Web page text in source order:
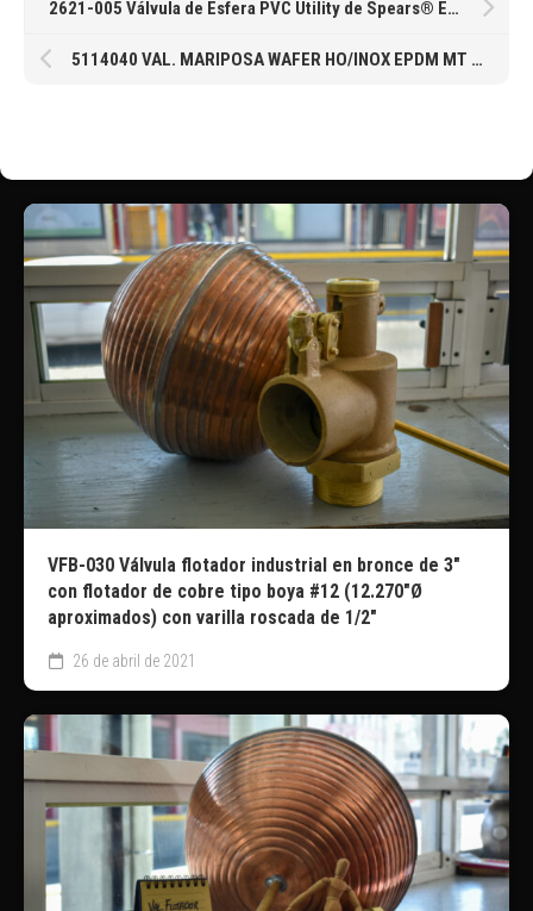
2621-005 Válvula de Esfera PVC Utility de Spears® EPDM Roscada de 1/2″
5114040 VAL. MARIPOSA WAFER HO/INOX EPDM MT PALANCA 1-1/2″ 38MM
VFB-030 Válvula flotador industrial en bronce de 3″
con flotador de cobre tipo boya #12 (12.270″Ø
aproximados) con varilla roscada de 1/2″
26 de abril de 2021